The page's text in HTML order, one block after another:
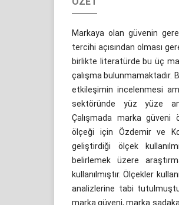
Markaya olan güvenin
tercihi açısından olması
birlikte literatürde bu üç
çalışma bulunmamaktadır.
etkileşimin incelenmesi
sektöründe yüz yüze
Çalışmada marka güveni
ölçeği için Özdemir ve
geliştirdiği ölçek
belirlemek üzere
kullanılmıştır. Ölçekler
analizlerine tabi
marka güveni, marka